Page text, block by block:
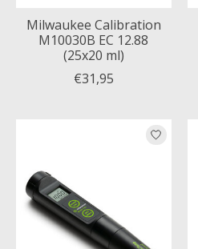
Milwaukee Calibration
M10030B EC 12.88
(25x20 ml)
€31,95